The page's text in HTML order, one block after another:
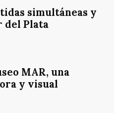
simultáneas y
del Plata
MAR, una
y visual